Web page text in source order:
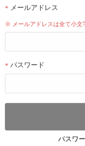
メールアドレス
※ メールアドレスは全て小文
パスワード
パスワ
The 1st EP Album
PROJECT' PHOTOB...
本商品の販売は終了いた